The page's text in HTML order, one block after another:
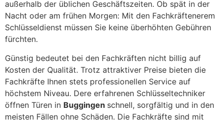
außerhalb der üblichen Geschäftszeiten. Ob spät in der
Nacht oder am frühen Morgen: Mit den Fachkräftenerem
Schlüsseldienst müssen Sie keine überhöhten Gebühren
fürchten.
Günstig bedeutet bei den Fachkräften nicht billig auf
Kosten der Qualität. Trotz attraktiver Preise bieten die
Fachkräfte Ihnen stets professionellen Service auf
höchstem Niveau. Dere erfahrenen Schlüsseltechniker
öffnen Türen in Buggingen schnell, sorgfältig und in den
meisten Fällen ohne Schäden. Die Fachkräfte sind mit